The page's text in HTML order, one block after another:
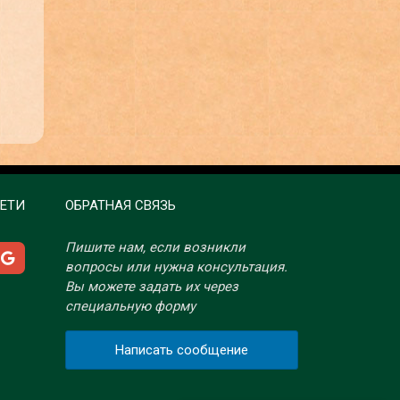
ОБРАТНАЯ СВЯЗЬ
Пишите нам, если возникли
вопросы или нужна консультация.
Вы можете задать их через
специальную форму
Написать сообщение